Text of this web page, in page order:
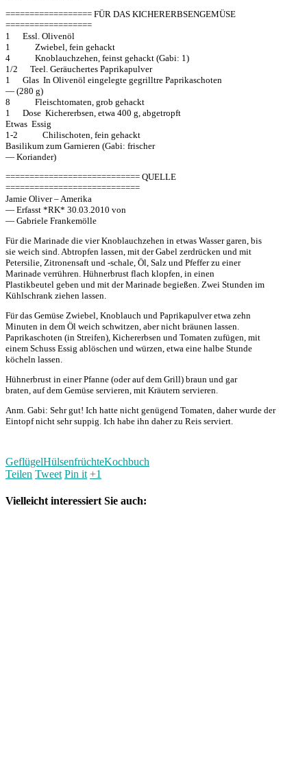
================== FÜR DAS KICHERERBSENGEMÜSE
==================
1 Essl. Olivenöl
1 Zwiebel, fein gehackt
4 Knoblauchzehen, feinst gehackt (Gabi: 1)
1/2 Teel. Geräuchertes Paprikapulver
1 Glas In Olivenöl eingelegte gegrilltre Paprikaschoten
— (280 g)
8 Fleischtomaten, grob gehackt
1 Dose Kichererbsen, etwa 400 g, abgetropft
Etwas Essig
1-2 Chilischoten, fein gehackt
Basilikum zum Garnieren (Gabi: frischer
— Koriander)
============================ QUELLE
============================
Jamie Oliver – Amerika
— Erfasst *RK* 30.03.2010 von
— Gabriele Frankemölle
Für die Marinade die vier Knoblauchzehen in etwas Wasser garen, bis
sie weich sind. Abtropfen lassen, mit der Gabel zerdrücken und mit
Petersilie, Zitronensaft und -schale, Öl, Salz und Pfeffer zu einer
Marinade verrühren. Hühnerbrust flach klopfen, in einen
Plastikbeutel geben und mit der Marinade begießen. Zwei Stunden im
Kühlschrank ziehen lassen.
Für das Gemüse Zwiebel, Knoblauch und Paprikapulver etwa zehn
Minuten in dem Öl weich schwitzen, aber nicht bräunen lassen.
Paprikaschoten (in Streifen), Kichererbsen und Tomaten zufügen, mit
einem Schuss Essig ablöschen und würzen, etwa eine halbe Stunde
köcheln lassen.
Hühnerbrust in einer Pfanne (oder auf dem Grill) braun und gar
braten, auf dem Gemüse servieren, mit Kräutern servieren.
Anm. Gabi: Sehr gut! Ich hatte nicht genügend Tomaten, daher wurde der
Eintopf nicht sehr suppig. Ich habe ihn daher zu Reis serviert.
GeflügelHülsenfrüchteKochbuch
Teilen Tweet Pin it +1
Vielleicht interessiert Sie auch: